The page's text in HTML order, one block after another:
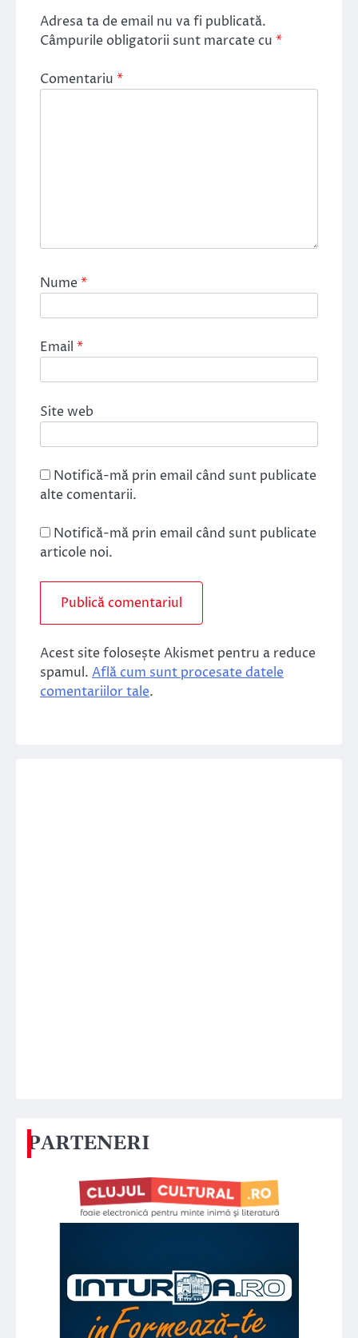
Adresa ta de email nu va fi publicată.
Câmpurile obligatorii sunt marcate cu *
Comentariu *
Nume*
Email *
Site web
Notifică-mă prin email când sunt publicate
alte comentarii.
Notifică-mă prin email când sunt publicate
articole noi.
Acest site folosește Akismet pentru a reduce
spamul. Află cum sunt procesate datele
comentariilor tale.
PARTENERI